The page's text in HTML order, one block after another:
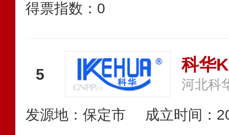
得票指数： 0
5 科华
发源地：保定市
成立时间：